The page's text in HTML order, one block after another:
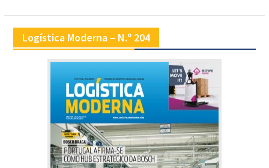
Logística Moderna – N.º 204